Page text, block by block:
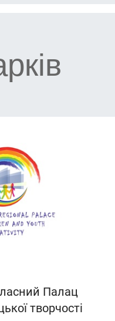
Палац
творчості